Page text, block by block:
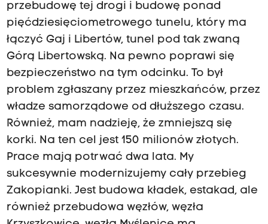
przebudowę tej drogi i budowę ponad
pięćdziesięciometrowego tunelu, który ma
łączyć Gaj i Libertów, tunel pod tak zwaną
Górą Libertowską. Na pewno poprawi się
bezpieczeństwo na tym odcinku. To był
problem zgłaszany przez mieszkańców, przez
władze samorządowe od dłuższego czasu.
Również, mam nadzieję, że zmniejszą się
korki. Na ten cel jest 150 milionów złotych.
Prace mają potrwać dwa lata. My
sukcesywnie modernizujemy cały przebieg
Zakopianki. Jest budowa kładek, estakad, ale
również przebudowa węzłów, węzła